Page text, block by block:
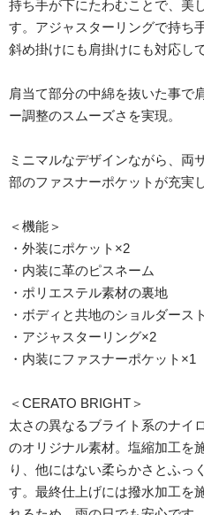
持ち手が下にたわむことで、美
す。アジャスターリングで持ち
斜め掛けにも肩掛けにも対応し
肩当て部分の中綿を抜いた事で
ー調整のスムーズさを実現。
ミニマルなデザインながら、両
部のファスナーポケットが充実
＜機能＞
・外装にポケット×2
・内装に革のピスネーム
・ポリエステル素材の裏地
・ボディと共地のショルダース
・アジャスターリング×2
・内装にファスナーポケット×1
＜CERATO BRIGHT＞
太さの異なるブライト系のナイ
のオリジナル素材。塩縮加工を
り、他にはない柔らかさとふっ
す。最終仕上げには撥水加工を